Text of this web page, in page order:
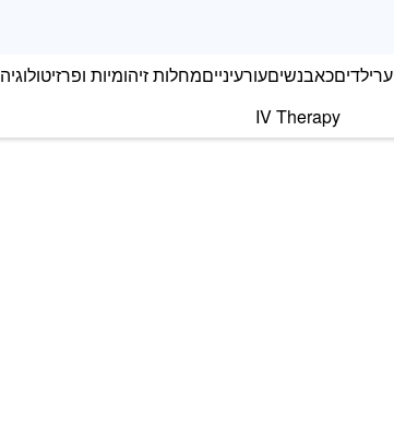
ילדיםכאבנשיםעורעינייםמחלות זיהומיות ופרזיטולוגיה
IV Therapy